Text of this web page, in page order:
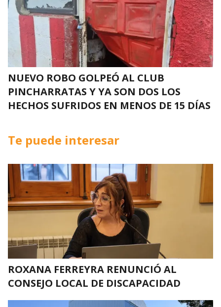
NUEVO ROBO GOLPEÓ AL CLUB
PINCHARRATAS Y YA SON DOS LOS
HECHOS SUFRIDOS EN MENOS DE 15 DÍAS
Te puede interesar
ROXANA FERREYRA RENUNCIÓ AL
CONSEJO LOCAL DE DISCAPACIDAD